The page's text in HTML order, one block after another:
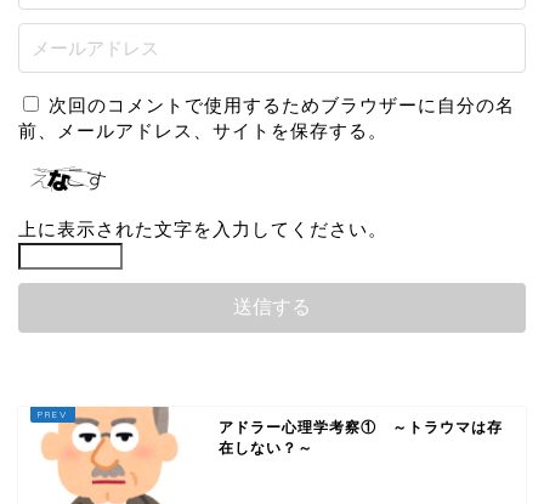
次回のコメントで使用するためブラウザーに自分の名
前、メールアドレス、サイトを保存する。
上に表示された文字を入力してください。
アドラー心理学考察① ～トラウマは存
在しない？～